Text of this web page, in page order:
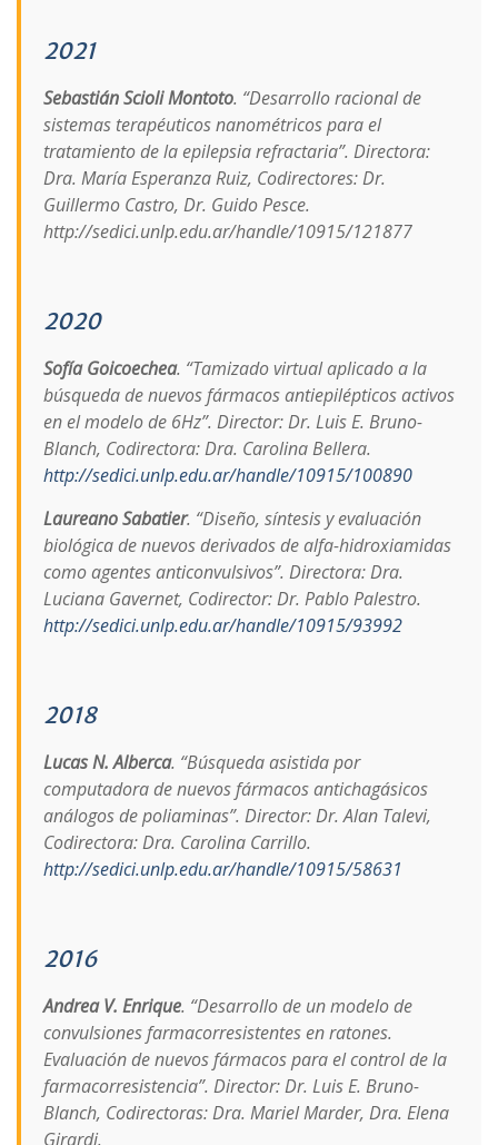
2021
Sebastián Scioli Montoto. “Desarrollo racional de
sistemas terapéuticos nanométricos para el
tratamiento de la epilepsia refractaria”. Directora:
Dra. María Esperanza Ruiz, Codirectores: Dr.
Guillermo Castro, Dr. Guido Pesce.
http://sedici.unlp.edu.ar/handle/10915/121877
2020
Sofía Goicoechea. “Tamizado virtual aplicado a la
búsqueda de nuevos fármacos antiepilépticos activos
en el modelo de 6Hz”. Director: Dr. Luis E. Bruno-
Blanch, Codirectora: Dra. Carolina Bellera.
http://sedici.unlp.edu.ar/handle/10915/100890
Laureano Sabatier. “Diseño, síntesis y evaluación
biológica de nuevos derivados de alfa-hidroxiamidas
como agentes anticonvulsivos”. Directora: Dra.
Luciana Gavernet, Codirector: Dr. Pablo Palestro.
http://sedici.unlp.edu.ar/handle/10915/93992
2018
Lucas N. Alberca. “Búsqueda asistida por
computadora de nuevos fármacos antichagásicos
análogos de poliaminas”. Director: Dr. Alan Talevi,
Codirectora: Dra. Carolina Carrillo.
http://sedici.unlp.edu.ar/handle/10915/58631
2016
Andrea V. Enrique. “Desarrollo de un modelo de
convulsiones farmacorresistentes en ratones.
Evaluación de nuevos fármacos para el control de la
farmacorresistencia”. Director: Dr. Luis E. Bruno-
Blanch, Codirectoras: Dra. Mariel Marder, Dra. Elena
Girardi.